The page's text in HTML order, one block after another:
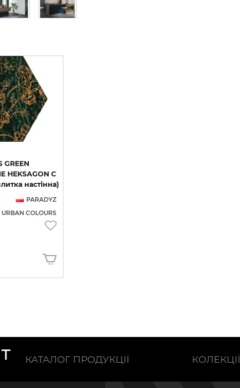
GREEN
HEKSAGON C
настінна)
PARADYZ
URBAN COLOURS
КАТАЛОГ ПРОДУКЦІЇ КОЛЕКЦІЇ